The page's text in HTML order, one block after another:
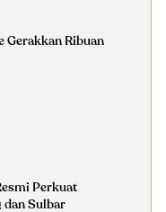
Gerakkan Ribuan
Perkuat
dan Sulbar